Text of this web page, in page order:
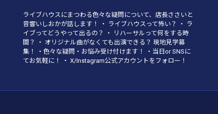
ライブハウスにまつわる色々な疑問について、店長ささいと
音響いしおかが話します！ ・ ライブハウスって怖い？ ・ ラ
イブってどうやって出るの？ ・ リハーサルって何をする時
間？ ・ オリジナル曲がなくても出演できる？ 現地見学募
集！ ・色々な疑問・お悩み受け付けます！ ・当日or SNSに
てお気軽に！ ・ X/Instagram公式アカウントをフォロー！